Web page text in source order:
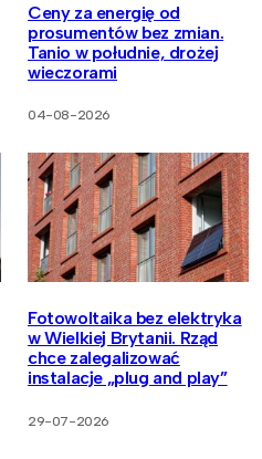
Ceny za energię od
prosumentów bez zmian.
Tanio w południe, drożej
wieczorami
04-08-2026
Fotowoltaika bez elektryka
w Wielkiej Brytanii. Rząd
chce zalegalizować
instalacje „plug and play”
29-07-2026